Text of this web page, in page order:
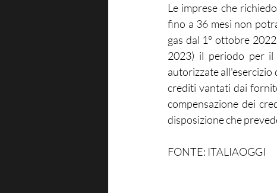
Le imprese che
fino a 36 mesi non
gas dal 1° ottobre
2023) il periodo per il
autorizzate all'esercizio
crediti vantati dai
compensazione dei
disposizione che
FONTE: ITALIAOGGI